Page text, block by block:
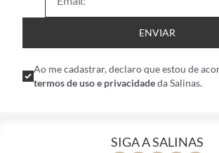
ENVIAR
Ao me cadastrar, declaro que estou de
termos de uso e privacidadeda Salinas.
SIGA A SALINAS